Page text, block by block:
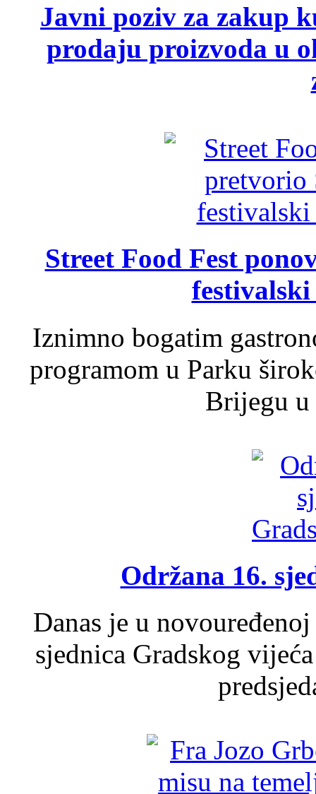
Javni poziv za zakup
prodaju proizvoda u
Street Food Fest
Iznimno bogatim
programom u Parku
Brijegu u
Održana 16.
Danas je u
sjednica Gradskog